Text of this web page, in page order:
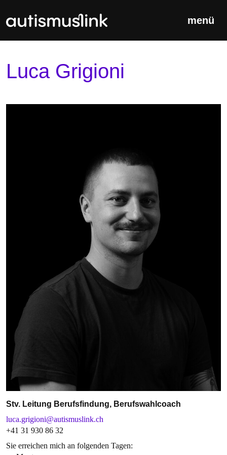
content
menü
Luca Grigioni
Stv. Leitung Berufsfindung, Berufswahlcoach
luca.grigioni@autismuslink.ch
+41 31 930 86 32
Sie erreichen mich an folgenden Tagen: